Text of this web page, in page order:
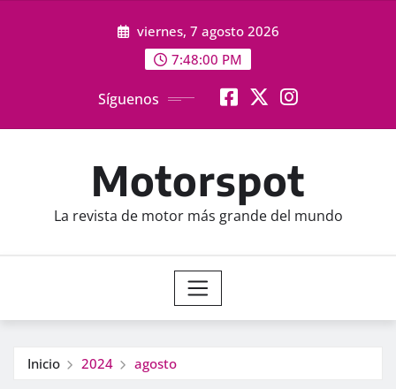
viernes, 7 agosto 2026
7:48:01 PM
Síguenos
Motorspot
La revista de motor más grande del mundo
Inicio 2024 agosto